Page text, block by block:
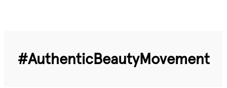
#Authentic­Beauty­Movement